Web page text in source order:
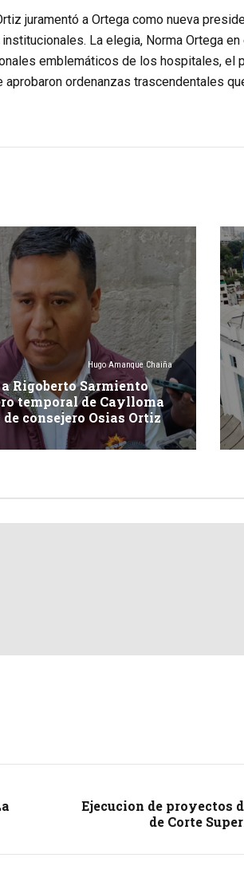
juramentó a Ortega como nueva
La elegia, Norma Ortega
emblemáticos de los hospitales, el
ordenanzas trascendentales
Hugo Amanque Chaiña
Rigoberto Sarmiento
temporal de Caylloma
consejero Osias Ortiz
Ejecucion de proyectos
de Corte